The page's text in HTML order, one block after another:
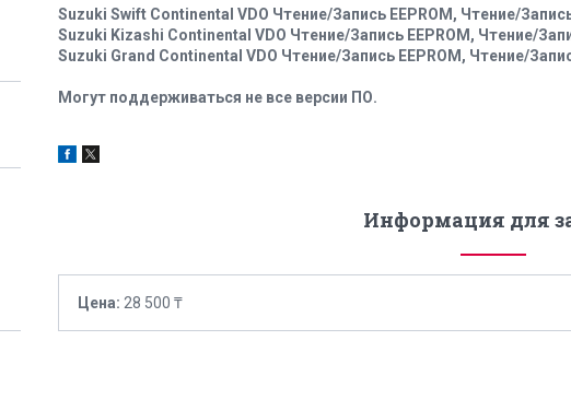
Suzuki Swift Continental VDO Чтение/Запись EEPROM, Чтение/
Suzuki Kizashi Continental VDO Чтение/Запись EEPROM, Чтение/
Suzuki Grand Continental VDO Чтение/Запись EEPROM, Чтение/
Могут поддерживаться не все версии ПО.
Информация для
Цена: 28 500 ₸